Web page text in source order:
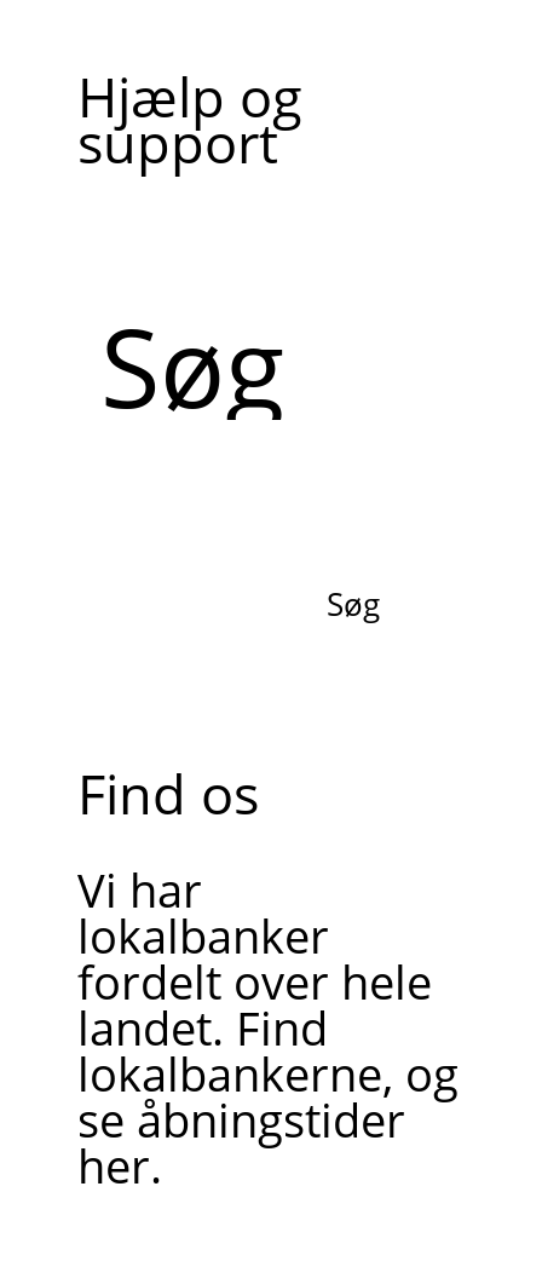
Hjælp og
support
Søg
Find os
Vi har
lokalbanker
fordelt over hele
landet. Find
lokalbankerne, og
se åbningstider
her.